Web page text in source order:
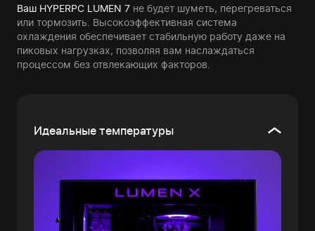
Ваш HYPERPC LUMEN 7 не будет шуметь, перегреваться
или тормозить. Высокоэффективная система
охлаждения обеспечивает стабильную работу даже на
пиковых нагрузках, позволяя вам наслаждаться
процессом без отвлекающих факторов.
Идеальные температуры